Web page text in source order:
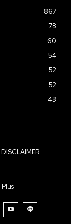
867
78
60
54
52
52
48
DISCLAIMER